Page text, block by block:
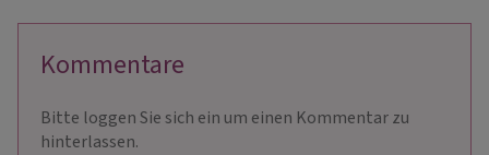
Kommentare
Bitte loggen Sie sich ein um einen Kommentar zu
hinterlassen.